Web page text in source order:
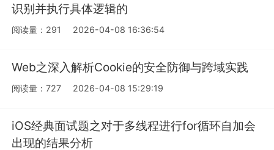
识别并执行具体逻辑的
阅读量：291 2026-04-08 16:36:54
Web之深入解析Cookie的安全防御与跨域实践
阅读量：727 2026-04-08 15:29:19
iOS经典面试题之对于多线程进行for循环自加会
出现的结果分析